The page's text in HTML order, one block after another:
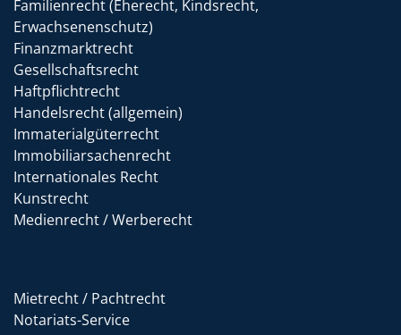
Familienrecht (Eherecht, Kindsrecht,
Erwachsenenschutz)
Finanzmarktrecht
Gesellschaftsrecht
Haftpflichtrecht
Handelsrecht (allgemein)
Immaterialgüterrecht
Immobiliarsachenrecht
Internationales Recht
Kunstrecht
Medienrecht / Werberecht
Mietrecht / Pachtrecht
Notariats-Service